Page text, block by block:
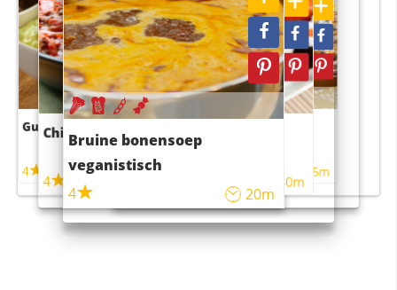
Guacamole
4
Chili con carne
4
Bruine bonensoep
veganistisch
4
20m
Sushi rijstsalade
maaltijdsalade
40m
4 55m